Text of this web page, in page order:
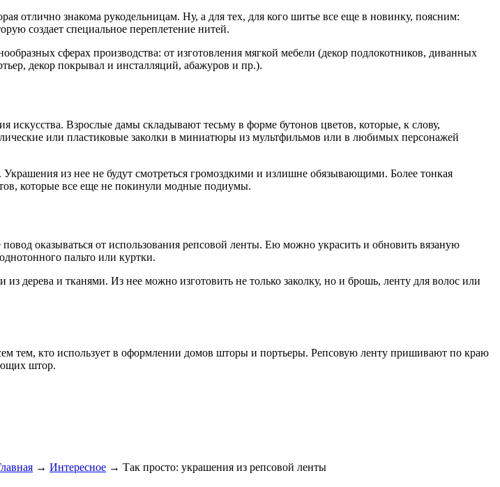
отлично знакома рукодельницам. Ну, а для тех, для кого шитье все еще в новинку, поясним:
создает специальное переплетение нитей.
сферах производства: от изготовления мягкой мебели (декор подлокотников, диванных
декор покрывал и инсталляций, абажуров и пр.).
искусства. Взрослые дамы складывают тесьму в форме бутонов цветов, которые, к слову,
или пластиковые заколки в миниатюры из мультфильмов или в любимых персонажей
из нее не будут смотреться громоздкими и излишне обязывающими. Более тонкая
которые все еще не покинули модные подиумы.
оказываться от использования репсовой ленты. Ею можно украсить и обновить вязаную
пальто или куртки.
дерева и тканями. Из нее можно изготовить не только заколку, но и брошь, ленту для волос или
тем, кто использует в оформлении домов шторы и портьеры. Репсовую ленту пришивают по краю
штор.
→ Интересное → Так просто: украшения из репсовой ленты